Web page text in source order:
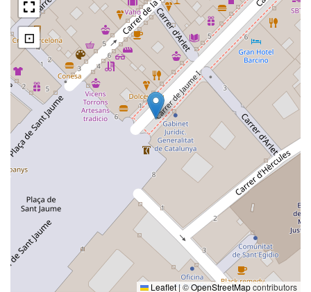
⊡
Leaflet|©OpenStreetMapcontributors